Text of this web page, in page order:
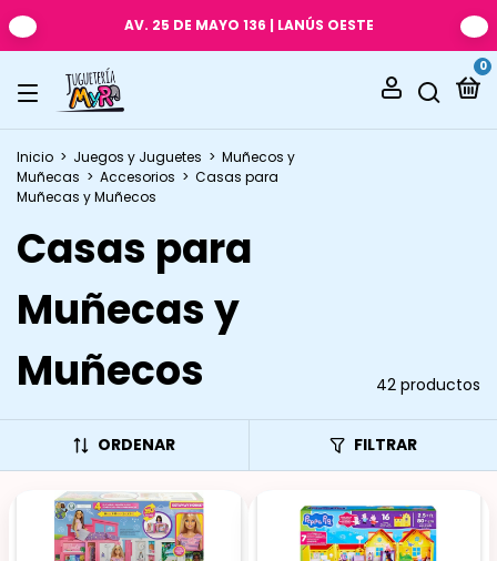
AV. 25 DE MAYO 136 | LANÚS OESTE
0
Inicio > Juegos y Juguetes > Muñecos y
Muñecas > Accesorios > Casas para
Muñecas y Muñecos
Casas para
Muñecas y
Muñecos
42 productos
ORDENAR FILTRAR